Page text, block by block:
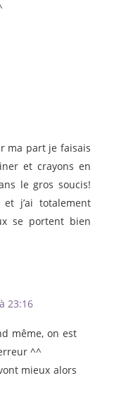
ma part je faisais
et crayons en
le gros soucis!
j’ai totalement
se portent bien
23:16
même, on est
^^
mieux alors